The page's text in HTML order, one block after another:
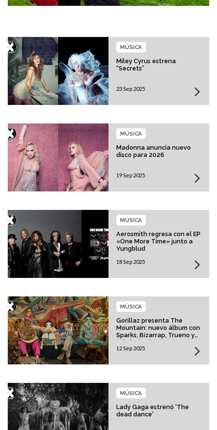
Miley Cyrus estrena
“Secrets”
MÚSICA
23 Sep 2025
Madonna anuncia nuevo
disco para 2026
MÚSICA
19 Sep 2025
Aerosmith regresa con el EP
«One More Time» junto a
Yungblud
MÚSICA
18 Sep 2025
Gorillaz presenta The
Mountain: nuevo álbum con
Sparks, Bizarrap, Trueno y
más invitados
MÚSICA
12 Sep 2025
Lady Gaga estrenó 'The
dead dance'
MÚSICA